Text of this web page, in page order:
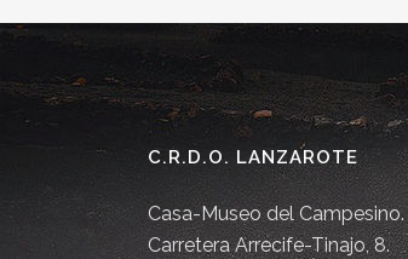
C.R.D.O. LANZAROTE
Casa-Museo del Campesino.
Carretera Arrecife-Tinajo, 8.